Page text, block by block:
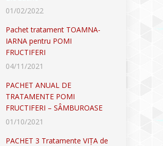
01/02/2022
Pachet tratament TOAMNA-
IARNA pentru POMI
FRUCTIFERI
04/11/2021
PACHET ANUAL DE
TRATAMENTE POMI
FRUCTIFERI – SÂMBUROASE
01/10/2021
PACHET 3 Tratamente VIȚA de